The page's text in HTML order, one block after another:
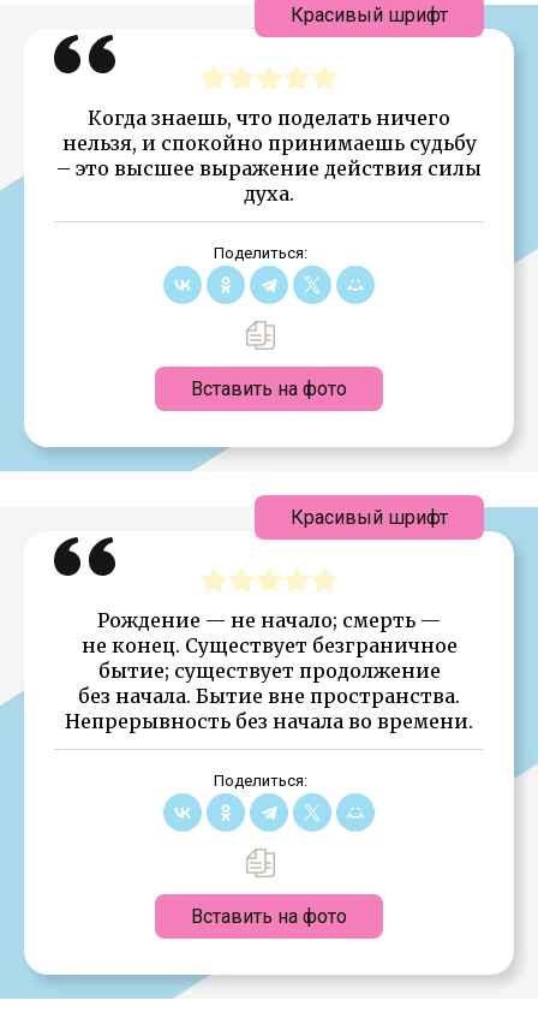
Когда знаешь, что поделать ничего
нельзя, и спокойно принимаешь судьбу
– это высшее выражение действия силы
духа.
Поделиться:
Вставить на фото
Красивый шрифт
Рождение — не начало; смерть —
не конец. Существует безграничное
бытие; существует продолжение
без начала. Бытие вне пространства.
Непрерывность без начала во времени.
Поделиться:
Вставить на фото
Красивый шрифт